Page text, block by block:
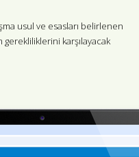
usul ve esasları belirlenen
gerekliliklerini karşılayacak